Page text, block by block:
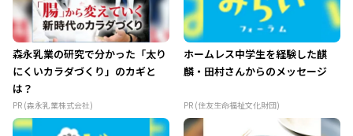
森永乳業の研究で分かった「太り
にくいカラダづくり」のカギと
は？
PR (森永乳業株式会社)
ホームレス中学生を経験した麒
麟・田村さんからのメッセージ
PR (住友生命福祉文化財団)